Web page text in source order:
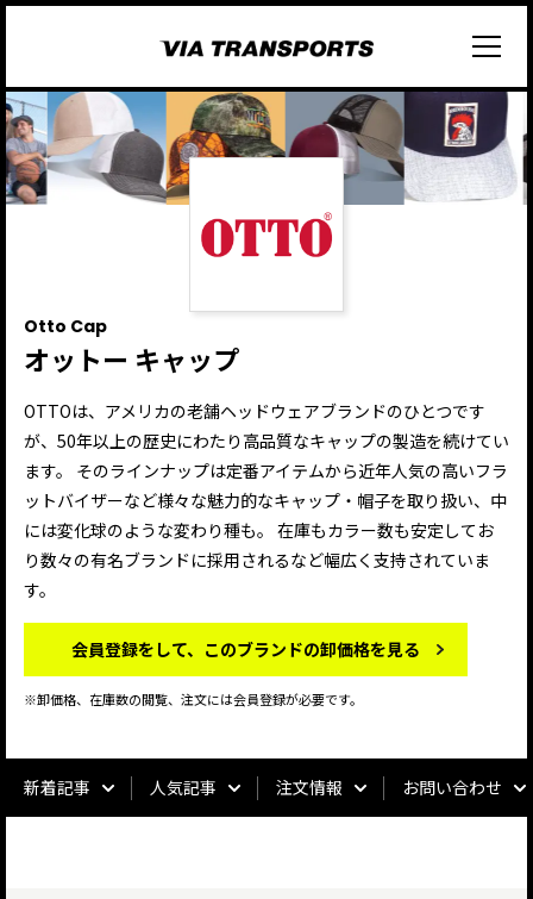
Otto Cap
オットー キャップ
OTTOは、アメリカの老舗ヘッドウェアブランドのひとつです
が、50年以上の歴史にわたり高品質なキャップの製造を続けてい
ます。 そのラインナップは定番アイテムから近年人気の高いフラ
ットバイザーなど様々な魅力的なキャップ・帽子を取り扱い、中
には変化球のような変わり種も。 在庫もカラー数も安定してお
り数々の有名ブランドに採用されるなど幅広く支持されていま
す。
会員登録をして、このブランドの卸価格を見る
※卸価格、在庫数の閲覧、注文には会員登録が必要です。
新着記事 人気記事 注文情報 お問い合わせ